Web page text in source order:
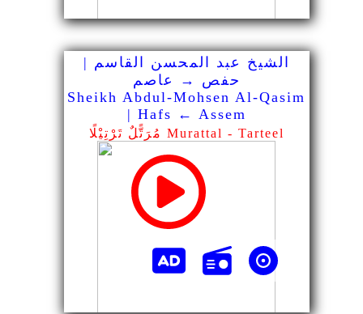
الشيخ عبد المحسن القاسم |
حفص → عاصم
Sheikh Abdul-Mohsen Al-Qasim
| Hafs ← Assem
مُرَتًّلٌ تَرْتِيْلًا Murattal - Tarteel